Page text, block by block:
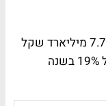
מניית קבוצת דלק נסחרת לפי שווי של 7.76 מיליארד שקל
אחרי ירידה של 1.5% מתחילת השנה ושל 19% בשנה